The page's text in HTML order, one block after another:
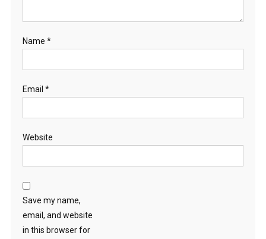
Name *
Email *
Website
Save my name,
email, and website
in this browser for